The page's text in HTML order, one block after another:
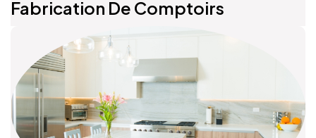
Fabrication De Comptoirs